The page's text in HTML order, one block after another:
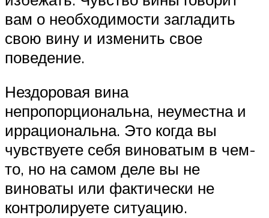
вам о необходимости загладить
свою вину и изменить свое
поведение.
Нездоровая вина
непропорциональна, неуместна и
иррациональна. Это когда вы
чувствуете себя виноватым в чем-
то, но на самом деле вы не
виноваты или фактически не
контролируете ситуацию.